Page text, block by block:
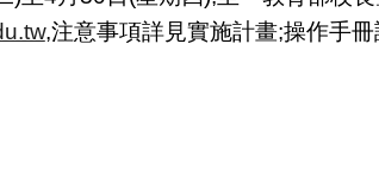
,注意事項詳見實施計畫;操作手